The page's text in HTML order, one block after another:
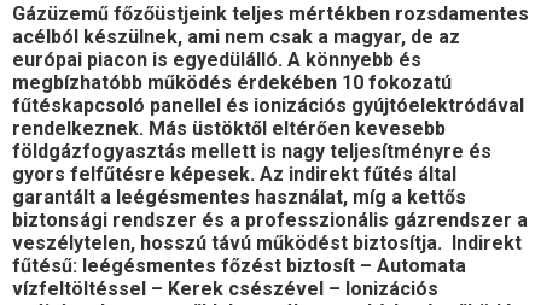
Gázüzemű főzőüstjeink teljes mértékben rozsdamentes
acélból készülnek, ami nem csak a magyar, de az
európai piacon is egyedülálló. A könnyebb és
megbízhatóbb működés érdekében 10 fokozatú
fűtéskapcsoló panellel és ionizációs gyújtóelektródával
rendelkeznek. Más üstöktől eltérően kevesebb
földgázfogyasztás mellett is nagy teljesítményre és
gyors felfűtésre képesek. Az indirekt fűtés által
garantált a leégésmentes használat, míg a kettős
biztonsági rendszer és a professzionális gázrendszer a
veszélytelen, hosszú távú működést biztosítja. Indirekt
fűtésű: leégésmentes főzést biztosít – Automata
vízfeltöltéssel – Kerek csészével – Ionizációs